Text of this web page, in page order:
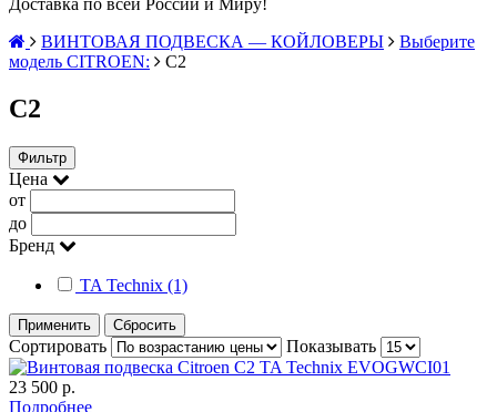
Доставка по всей России и Миру!
ВИНТОВАЯ ПОДВЕСКА — КОЙЛОВЕРЫ
Выберите
модель CITROEN:
C2
C2
Фильтр
Цена
от
до
Бренд
TA Technix (1)
Применить Сбросить
Сортировать Показывать
23 500 р.
Подробнее